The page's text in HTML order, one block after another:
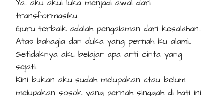
Ya.. aku akui luka menjadi awal dari
transformasiku..
Guru terbaik adalah pengalaman dari kesalahan..
Atas bahagia dan duka yang pernah ku alami..
Setidaknya aku belajar apa arti cinta yang
sejati..
Kini bukan aku sudah melupakan atau belum
melupakan sosok yang pernah singgah di hati ini..